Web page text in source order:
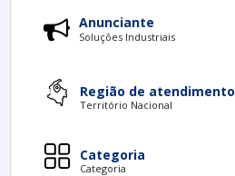
Anunciante
Soluções Industriais
Região de atendimento
Território Nacional
Categoria
Categoria